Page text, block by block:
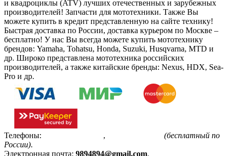
и квадроциклы (ATV) лучших отечественных и зарубежных
производителей! Запчасти для мототехники. Также Вы
можете купить в кредит представленную на сайте технику!
Быстрая доставка по России, доставка курьером по Москве –
бесплатно! У нас Вы всегда можете купить мототехнику
брендов: Yamaha, Tohatsu, Honda, Suzuki, Husqvarna, MTD и
др. Широко представлена мототехника российских
производителей, а также китайские бренды: Nexus, HDX, Sea-
Pro и др.
Телефоны: ,
(бесплатный по
России).
Электронная почта: 9894894@gmail.com.